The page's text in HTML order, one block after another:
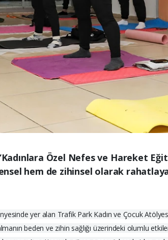
Özel Nefes ve Hareket
hem de zihinsel olarak
yer alan Trafik Park Kadın ve Çocuk
beden ve zihin sağlığı üzerindeki olumlu